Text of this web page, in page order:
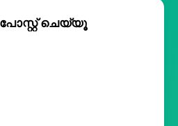
ചെയ്യൂ